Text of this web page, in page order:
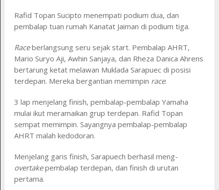
Rafid Topan Sucipto menempati podium dua, dan
pembalap tuan rumah Kanatat Jaiman di podium tiga.
Raceberlangsung seru sejak start. Pembalap AHRT,
Mario Suryo Aji, Awhin Sanjaya, dan Rheza Danica Ahrens
bertarung ketat melawan Muklada Sarapuec di posisi
terdepan. Mereka bergantian memimpin race.
3 lap menjelang finish, pembalap-pembalap Yamaha
mulai ikut meramaikan grup terdepan. Rafid Topan
sempat memimpin. Sayangnya pembalap-pembalap
AHRT malah kedodoran.
Menjelang garis finish, Sarapuech berhasil meng-
overtakepembalap terdepan, dan finish di urutan
pertama.